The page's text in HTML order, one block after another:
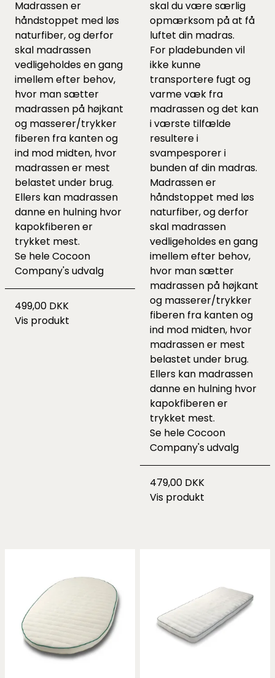
Madrassen er
håndstoppet med løs
naturfiber, og derfor
skal madrassen
vedligeholdes en gang
imellem efter behov,
hvor man sætter
madrassen på højkant
og masserer/trykker
fiberen fra kanten og
ind mod midten, hvor
madrassen er mest
belastet under brug.
Ellers kan madrassen
danne en hulning hvor
kapokfiberen er
trykket mest.
Se heleCocoon
Company's udvalg
499,00 DKK
Vis produkt
skal du være særlig
opmærksom på at få
luftet din madras.
For pladebunden vil
ikke kunne
transportere fugt og
varme væk fra
madrassen og det kan
i værste tilfælde
resultere i
svampesporer i
bunden af din madras.
Madrassen er
håndstoppet med løs
naturfiber, og derfor
skal madrassen
vedligeholdes en gang
imellem efter behov,
hvor man sætter
madrassen på højkant
og masserer/trykker
fiberen fra kanten og
ind mod midten, hvor
madrassen er mest
belastet under brug.
Ellers kan madrassen
danne en hulning hvor
kapokfiberen er
trykket mest.
Se heleCocoon
Company's udvalg
479,00 DKK
Vis produkt